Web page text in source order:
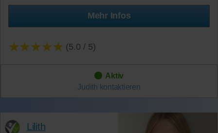
Mehr Infos
★★★★★ (5.0 / 5)
Aktiv
Judith kontaktieren
Lilith